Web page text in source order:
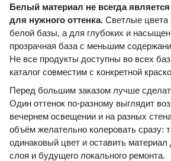
Белый материал не всегда
для нужного оттенка. Светлые цвета
белой базы, а для глубоких и
прозрачная база с меньшим
Не все продукты доступны во всех
каталог совместим с конкретной
Перед большим заказом лучше
Один оттенок по-разному выглядит
вечернем освещении и на разных
объём желательно колеровать сразу:
одинаковый цвет и оставить материал
слоя и будущего локального ремонта.